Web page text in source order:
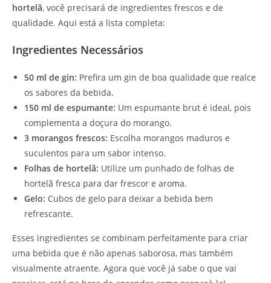
hortelã, você precisará de ingredientes frescos e de
qualidade. Aqui está a lista completa:
Ingredientes Necessários
50 ml de gin: Prefira um gin de boa qualidade que realce
os sabores da bebida.
150 ml de espumante: Um espumante brut é ideal, pois
complementa a doçura do morango.
3 morangos frescos: Escolha morangos maduros e
suculentos para um sabor intenso.
Folhas de hortelã: Utilize um punhado de folhas de
hortelã fresca para dar frescor e aroma.
Gelo: Cubos de gelo para deixar a bebida bem
refrescante.
Esses ingredientes se combinam perfeitamente para criar
uma bebida que é não apenas saborosa, mas também
visualmente atraente. Agora que você já sabe o que vai